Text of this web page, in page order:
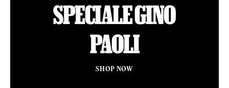
SPECIALE GINO
PAOLI
SHOP NOW